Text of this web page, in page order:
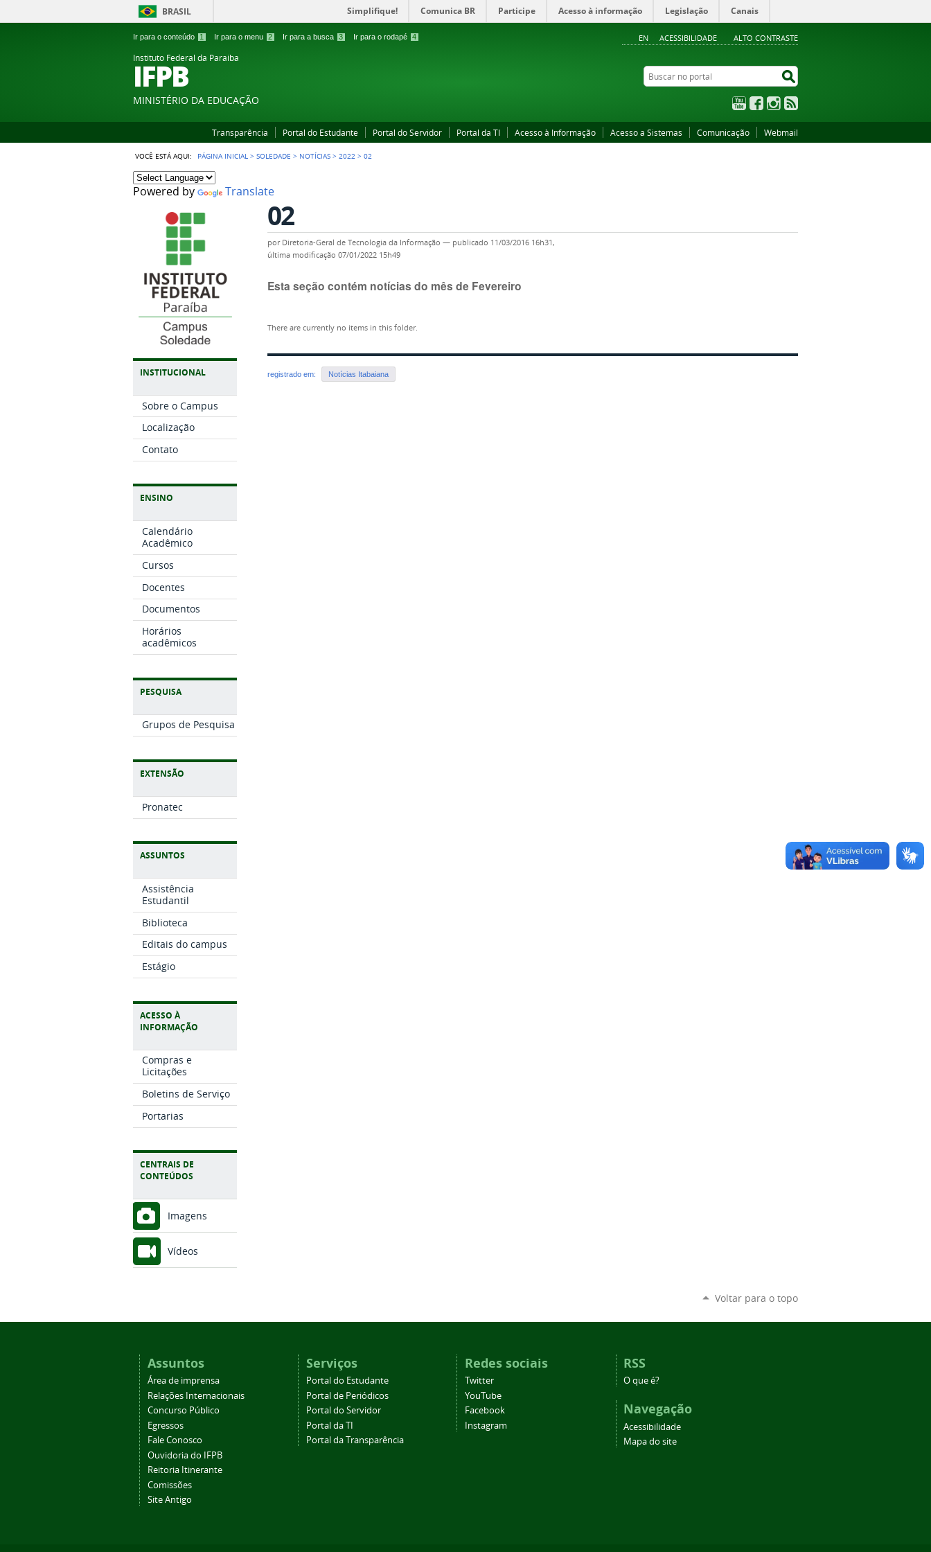
BRASIL Simplifique! Comunica BR Participe Acesso à informação Legislação Canais
Ir para o conteúdo 1 Ir para o menu 2 Ir para a busca 3 Ir para o rodapé 4 EN ACESSIBILIDADE ALTO CONTRASTE
Instituto Federal da Paraiba
IFPB
MINISTÉRIO DA EDUCAÇÃO
Buscar no portal
YouTubeFacebookInstagram
Transparência Portal do Estudante Portal do Servidor Portal da TI Acesso à Informação Acesso a Sistemas Comunicação Webmail
VOCÊ ESTÁ AQUI: PÁGINA INICIAL >SOLEDADE > NOTÍCIAS >2022 >02
Powered by Translate
INSTITUCIONAL
Sobre o Campus
Localização
Contato
ENSINO
Calendário
Acadêmico
Cursos
Docentes
Documentos
Horários
acadêmicos
PESQUISA
Grupos de Pesquisa
EXTENSÃO
Pronatec
ASSUNTOS
Assistência
Estudantil
Biblioteca
Editais do campus
Estágio
ACESSO À
INFORMAÇÃO
Compras e
Licitações
Boletins de Serviço
Portarias
CENTRAIS DE
CONTEÚDOS
Imagens
Vídeos
02
por Diretoria-Geral de Tecnologia da Informação — publicado 11/03/2016 16h31,
última modificação 07/01/2022 15h49
Esta seção contém notícias do mês de Fevereiro
There are currently no items in this folder.
registrado em: Notícias Itabaiana
Voltar para o topo
Assuntos
Área de imprensa
Relações Internacionais
Concurso Público
Egressos
Fale Conosco
Ouvidoria do IFPB
Reitoria Itinerante
Comissões
Site Antigo
Serviços
Portal do Estudante
Portal de Periódicos
Portal do Servidor
Portal da TI
Portal da Transparência
Redes sociais
Twitter
YouTube
Facebook
Instagram
RSS
O que é?
Navegação
Acessibilidade
Mapa do site